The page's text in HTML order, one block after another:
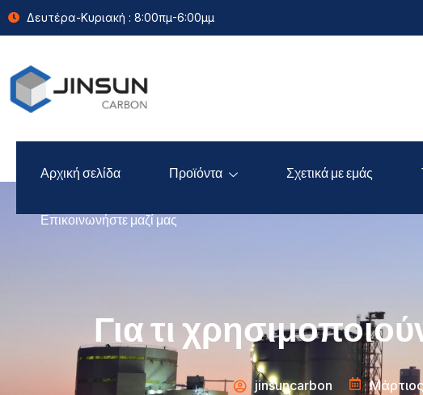
Δευτέρα-Κυριακή : 8:00πμ-6:00μμ
Αρχική σελίδα Προϊόντα Σχετικά με εμάς
Επικοινωνήστε μαζί μας
Για τι
jinsuncarbon